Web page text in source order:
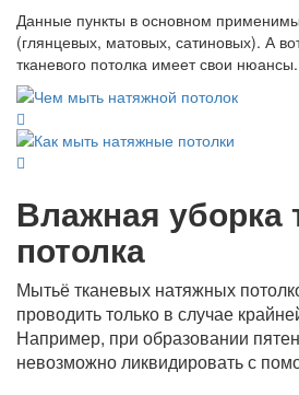
Данные пункты в основном
(глянцевых, матовых, сатиновых). А
тканевого потолка имеет свои нюансы.
Влажная уборка
потолка
Мытьё тканевых натяжных
проводить только в случае
Например, при образовании
невозможно ликвидировать с